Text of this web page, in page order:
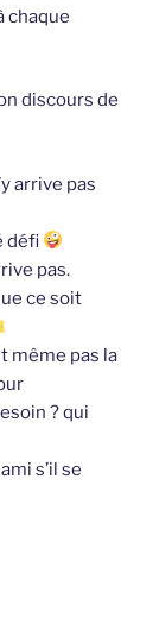
chaque
discours de
arrive pas
défi
pas.
ce soit
même pas la
? qui
s’il se